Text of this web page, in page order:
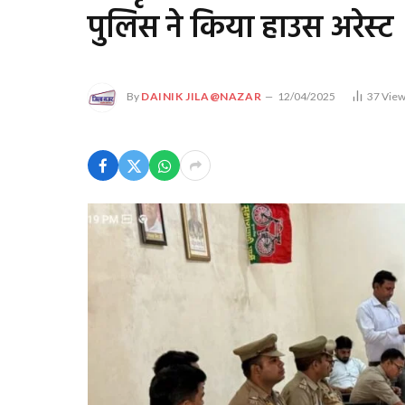
पुलिस ने किया हाउस अरेस्ट
By DAINIK JILA@NAZAR 12/04/2025 37